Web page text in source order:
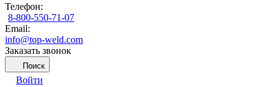
Телефон:
8-800-550-71-07
Email:
info@top-weld.com
Заказать звонок
Поиск
Войти